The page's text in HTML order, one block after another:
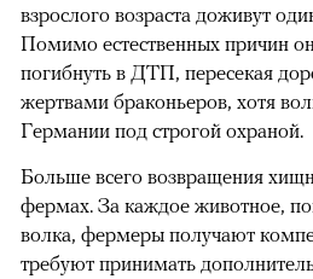
взрослого возраста доживут
Помимо естественных причин
погибнуть в ДТП, пересекая
жертвами браконьеров, хотя
Германии под строгой охраной.
Больше всего возвращения
фермах. За каждое животное,
волка, фермеры получают
требуют принимать